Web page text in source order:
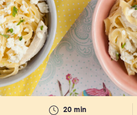
20 min